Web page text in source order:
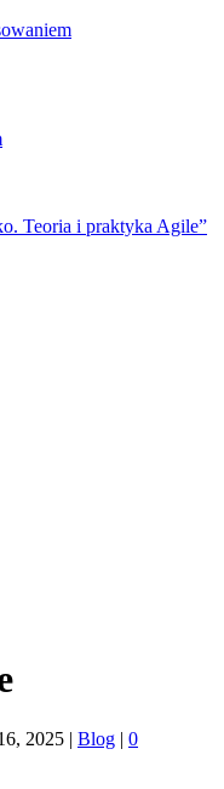
Teoria i praktyka Agile”
2025 | Blog | 0